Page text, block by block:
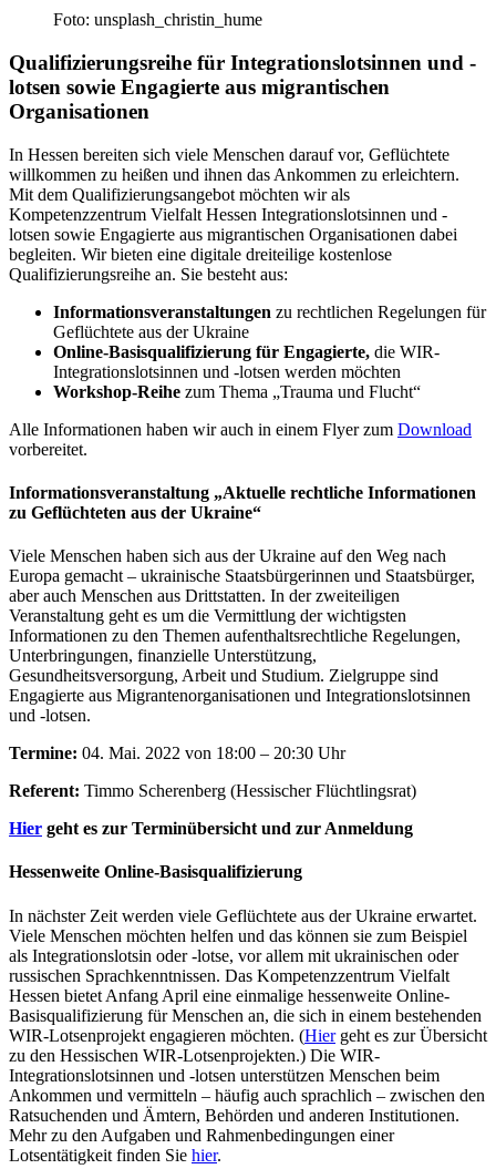
Foto: unsplash_christin_hume
Qualifizierungsreihe für Integrationslotsinnen und -
lotsen sowie Engagierte aus migrantischen
Organisationen
In Hessen bereiten sich viele Menschen darauf vor, Geflüchtete
willkommen zu heißen und ihnen das Ankommen zu erleichtern.
Mit dem Qualifizierungsangebot möchten wir als
Kompetenzzentrum Vielfalt Hessen Integrationslotsinnen und -
lotsen sowie Engagierte aus migrantischen Organisationen dabei
begleiten. Wir bieten eine digitale dreiteilige kostenlose
Qualifizierungsreihe an. Sie besteht aus:
Informationsveranstaltungen zu rechtlichen Regelungen für
Geflüchtete aus der Ukraine
Online-Basisqualifizierung für Engagierte, die WIR-
Integrationslotsinnen und -lotsen werden möchten
Workshop-Reihe zum Thema „Trauma und Flucht“
Alle Informationen haben wir auch in einem Flyer zum Download
vorbereitet.
Informationsveranstaltung „Aktuelle rechtliche Informationen
zu Geflüchteten aus der Ukraine“
Viele Menschen haben sich aus der Ukraine auf den Weg nach
Europa gemacht – ukrainische Staatsbürgerinnen und Staatsbürger,
aber auch Menschen aus Drittstatten. In der zweiteiligen
Veranstaltung geht es um die Vermittlung der wichtigsten
Informationen zu den Themen aufenthaltsrechtliche Regelungen,
Unterbringungen, finanzielle Unterstützung,
Gesundheitsversorgung, Arbeit und Studium. Zielgruppe sind
Engagierte aus Migrantenorganisationen und Integrationslotsinnen
und -lotsen.
Termine: 04. Mai. 2022 von 18:00 – 20:30 Uhr
Referent: Timmo Scherenberg (Hessischer Flüchtlingsrat)
Hier geht es zur Terminübersicht und zur Anmeldung
Hessenweite Online-Basisqualifizierung
In nächster Zeit werden viele Geflüchtete aus der Ukraine erwartet.
Viele Menschen möchten helfen und das können sie zum Beispiel
als Integrationslotsin oder -lotse, vor allem mit ukrainischen oder
russischen Sprachkenntnissen. Das Kompetenzzentrum Vielfalt
Hessen bietet Anfang April eine einmalige hessenweite Online-
Basisqualifizierung für Menschen an, die sich in einem bestehenden
WIR-Lotsenprojekt engagieren möchten. (Hiergeht es zur Übersicht
zu den Hessischen WIR-Lotsenprojekten.) Die WIR-
Integrationslotsinnen und -lotsen unterstützen Menschen beim
Ankommen und vermitteln – häufig auch sprachlich – zwischen den
Ratsuchenden und Ämtern, Behörden und anderen Institutionen.
Mehr zu den Aufgaben und Rahmenbedingungen einer
Lotsentätigkeit finden Sie hier.